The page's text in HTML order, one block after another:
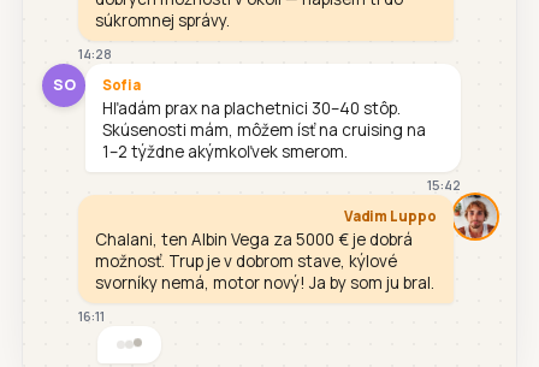
súkromnej správy.
14:28
SO Sofia
Hľadám prax na plachetnici 30–40 stôp.
Skúsenosti mám, môžem ísť na cruising na
1–2 týždne akýmkoľvek smerom.
15:42
Vadim Luppo
Chalani, ten Albin Vega za 5000 € je dobrá
možnosť. Trup je v dobrom stave, kýlové
svorníky nemá, motor nový! Ja by som ju bral.
16:11